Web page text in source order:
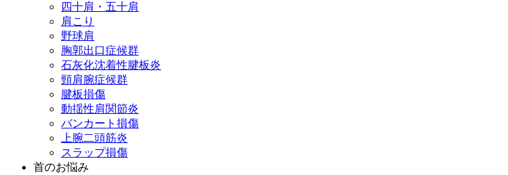
四十肩・五十肩
肩こり
野球肩
胸郭出口症候群
石灰化沈着性腱板炎
頸肩腕症候群
腱板損傷
動揺性肩関節炎
バンカート損傷
上腕二頭筋炎
スラップ損傷
首のお悩み